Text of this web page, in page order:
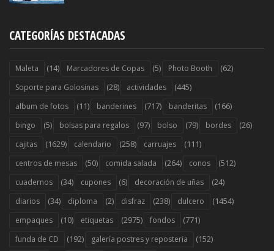
CATEGORÍAS DESTACADAS
Maleta (14) Marcadores de Copas (5) Photo Booth (62)
Soporte para Golosinas (28) actividades (445)
album de fotos (11) banderines (717) banderitas (166)
bingo (5) bolsas para regalos (97) bolso (79) bordes (26)
cajitas (1629) calendario (258) carruajes (111)
centros de mesas (50) comida salada (264) conos (512)
cuadernos (34) cupones (6) decoración de uñas (24)
diarios (34) diploma (2) disfraz (238) dulcero (1454)
empaques (10) etiquetas (2975) fondos (771)
funda de CD (192) galería postres y reposteria (152)